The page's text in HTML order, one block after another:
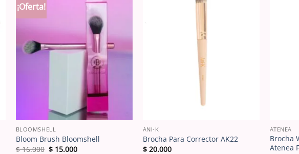
¡Oferta!
BLOOMSHELL
Bloom Brush Bloomshell
$16.000 El
$ 15.000El
ANI-K
Brocha Para Corrector AK22
$20.000
ATENEA
Brocha
Atenea